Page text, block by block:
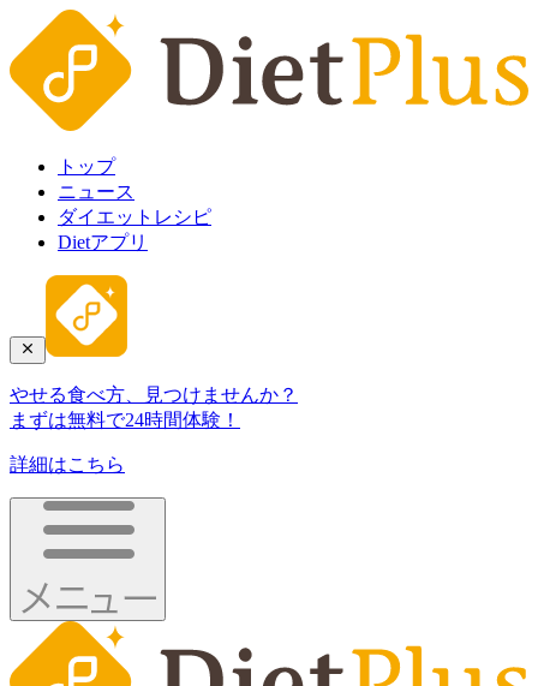
トップ
ニュース
ダイエットレシピ
Dietアプリ
やせる食べ方、見つけませんか？
まずは無料で24時間体験！
詳細はこちら